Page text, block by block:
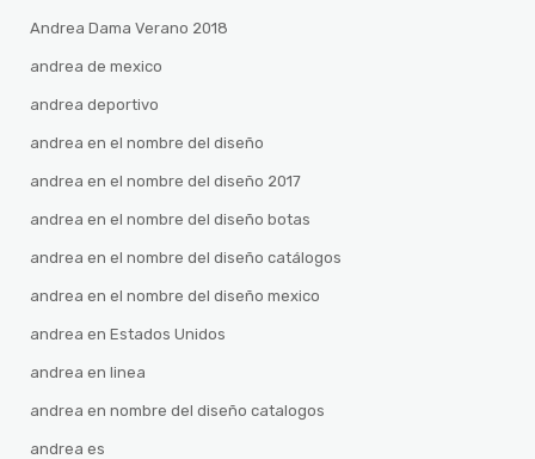
Andrea Dama Verano 2018
andrea de mexico
andrea deportivo
andrea en el nombre del diseño
andrea en el nombre del diseño 2017
andrea en el nombre del diseño botas
andrea en el nombre del diseño catálogos
andrea en el nombre del diseño mexico
andrea en Estados Unidos
andrea en linea
andrea en nombre del diseño catalogos
andrea es